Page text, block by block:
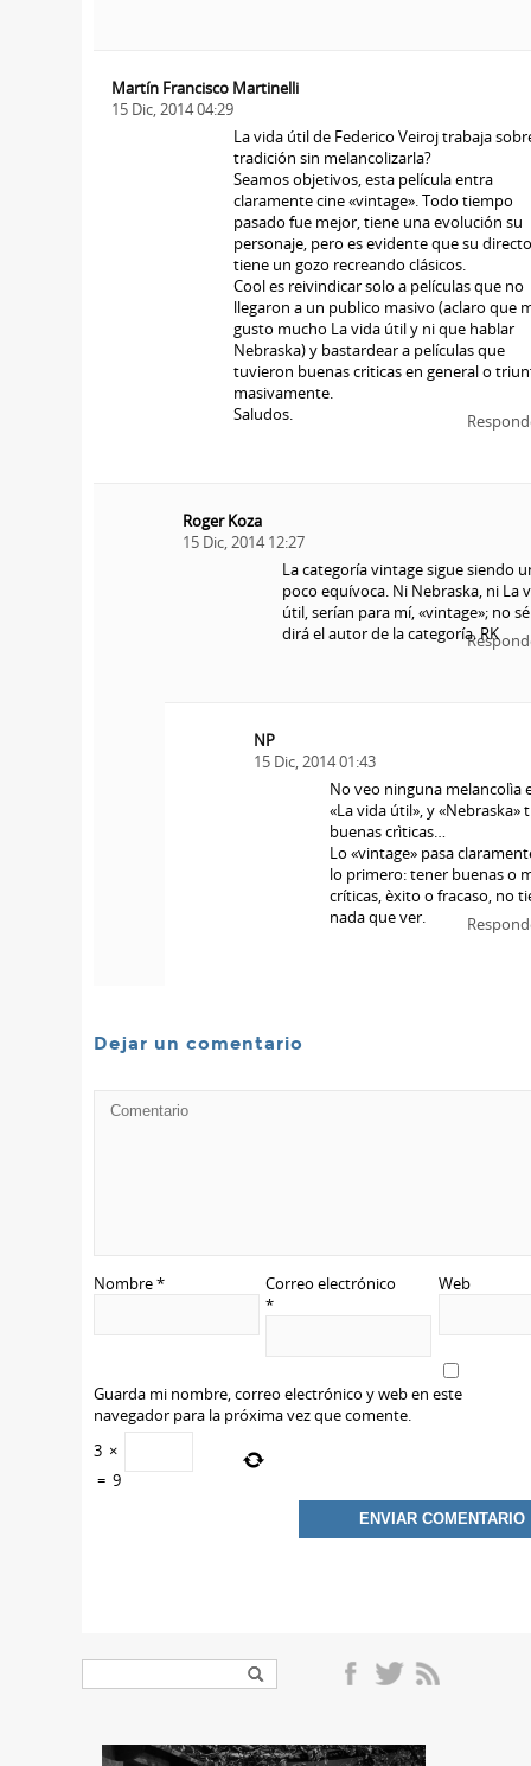
Martín Francisco Martinelli
15 Dic, 2014 04:29
La vida útil de Federico Veiroj trabaja
tradición sin melancolizarla?
Seamos objetivos, esta película entra
claramente cine «vintage». Todo tiempo
pasado fue mejor, tiene una evolución su
personaje, pero es evidente que su
tiene un gozo recreando clásicos.
Cool es reivindicar solo a películas que no
llegaron a un publico masivo (aclaro que
gusto mucho La vida útil y ni que hablar
Nebraska) y bastardear a películas que
tuvieron buenas criticas en general o
masivamente.
Saludos.
Roger Koza
15 Dic, 2014 12:27
La categoría vintage sigue siendo
poco equívoca. Ni Nebraska, ni La
útil, serían para mí, «vintage»; no
dirá el autor de la categoría. RK
NP
15 Dic, 2014 01:43
No veo ninguna melancolìa
«La vida útil», y «Nebraska»
buenas crìticas…
Lo «vintage» pasa
lo primero: tener buenas o
críticas, èxito o fracaso, no
nada que ver.
Dejar un comentario
Nombre*
Correo electrónico
*
Web
Guarda mi nombre, correo electrónico y web en este
navegador para la próxima vez que comente.
3 ×
= 9